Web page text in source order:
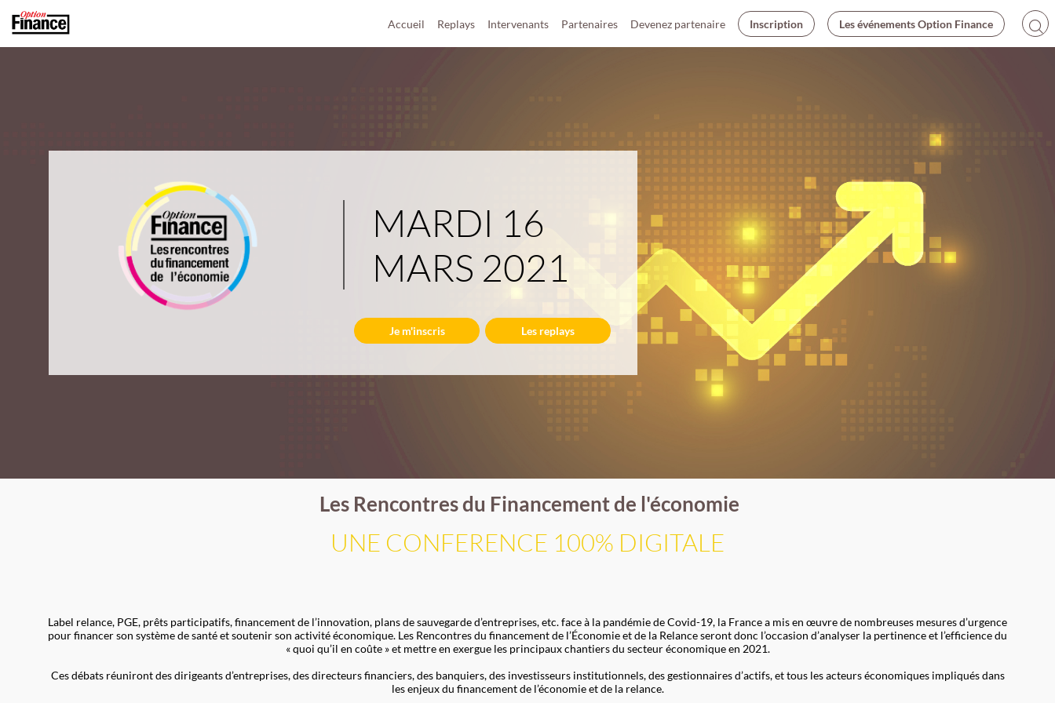
Accueil Replays Intervenants Partenaires Devenez partenaire Inscription Les événements Option Finance
MARDI 16
MARS 2021
Je m'inscris Les replays
Les Rencontres du Financement de l'économie
UNE CONFERENCE 100% DIGITALE
Label relance, PGE, prêts participatifs, financement de l’innovation, plans de sauvegarde d’entreprises, etc. face à la pandémie de Covid-19, la France a mis en œuvre de nombreuses mesures d’urgence
pour financer son système de santé et soutenir son activité économique. Les Rencontres du financement de l’Économie et de la Relance seront donc l’occasion d’analyser la pertinence et l’efficience du
« quoi qu’il en coûte » et mettre en exergue les principaux chantiers du secteur économique en 2021.
Ces débats réuniront des dirigeants d’entreprises, des directeurs financiers, des banquiers, des investisseurs institutionnels, des gestionnaires d’actifs, et tous les acteurs économiques impliqués dans
les enjeux du financement de l’économie et de la relance.